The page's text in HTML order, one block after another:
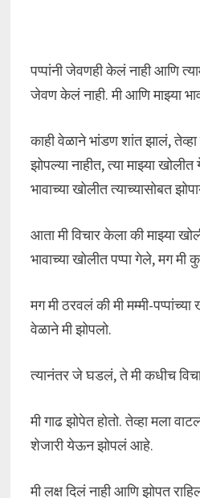
पप्पांनी जेवणही केलं नाही आणि
जेवण केलं नाही. मी आणि माझ्या
काही वेळाने भांडण शांत झालं, तेव्हा
झोपल्या नाहीत, त्या माझ्या खोलीत
भावाच्या खोलीत त्याच्यासोबत
आता मी विचार केला की माझ्या
भावाच्या खोलीत पप्पा गेले, मग मी
मग मी ठरवलं की मी मम्मी-
वेळाने मी झोपलो.
त्यानंतर जे घडलं, ते मी कधीच
मी गाढ झोपेत होतो. तेव्हा मला
शेजारी येऊन झोपलं आहे.
मी लक्ष दिलं नाही आणि झोपत